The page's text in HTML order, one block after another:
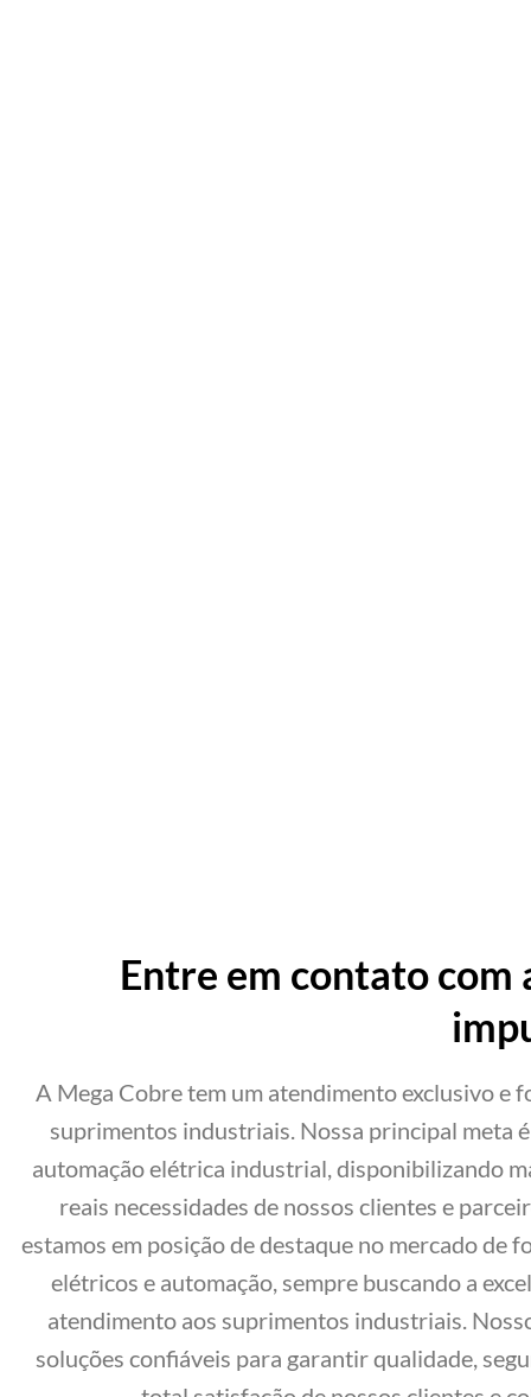
Entre em contato com
A Mega Cobre tem um atendimento exclusivo e
suprimentos industriais. Nossa principal meta
automação elétrica industrial, disponibilizando
reais necessidades de nossos clientes e
estamos em posição de destaque no mercado de
elétricos e automação, sempre buscando a
atendimento aos suprimentos industriais.
soluções confiáveis para garantir qualidade,